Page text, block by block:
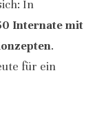
In
Internate mit
.
für ein